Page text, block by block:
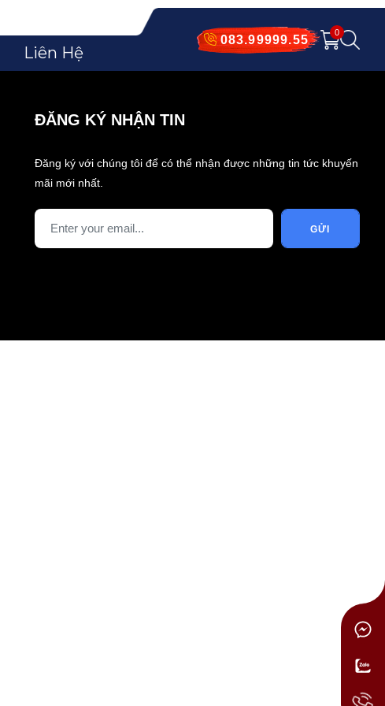
083.99999.55
0
Liên Hệ
ĐĂNG KÝ NHẬN TIN
Đăng ký với chúng tôi để có thể nhận được những tin tức khuyến
mãi mới nhất.
GỬI